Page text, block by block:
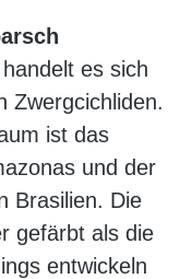
es sich
Zwergcichliden.
ist das
und der
Brasilien. Die
gefärbt als die
entwickeln